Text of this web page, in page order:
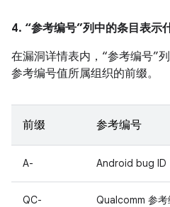
4. “参考编号”列中的条目表示
在漏洞详情表内，“参考编号”
参考编号值所属组织的前缀。
前缀 参考编号
A- Android bug ID
QC- Qualcomm 参考